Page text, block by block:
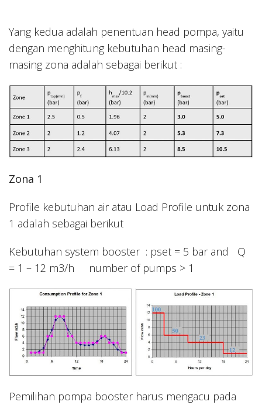
Yang kedua adalah penentuan head pompa, yaitu
dengan menghitung kebutuhan head masing-
masing zona adalah sebagai berikut :
Zona 1
Profile kebutuhan air atau Load Profile untuk zona
1 adalah sebagai berikut
Kebutuhan system booster : pset = 5 bar and Q
= 1 – 12 m3/h number of pumps > 1
Pemilihan pompa booster harus mengacu pada